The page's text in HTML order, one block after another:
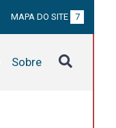
MAPA DO SITE 7
Sobre